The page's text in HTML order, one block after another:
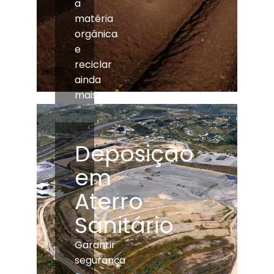
a
matéria
orgânica
e
reciclar
ainda
mais
Deposição
em
Aterro
Sanitário
Garantir
segurança